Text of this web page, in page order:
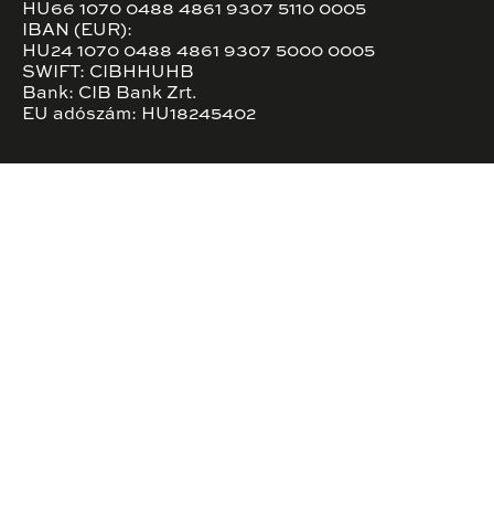
HU66 1070 0488 4861 9307 5110 0005
IBAN (EUR):
HU24 1070 0488 4861 9307 5000 0005
SWIFT: CIBHHUHB
Bank: CIB Bank Zrt.
EU adószám: HU18245402